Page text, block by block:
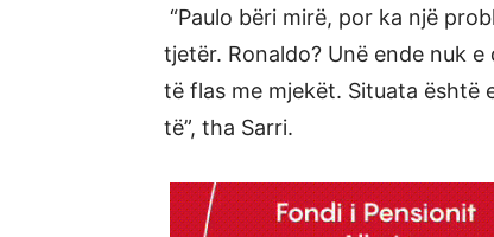
“Paulo bëri mirë, por ka një
tjetër. Ronaldo? Unë ende nuk
të flas me mjekët. Situata është
të”, tha Sarri.